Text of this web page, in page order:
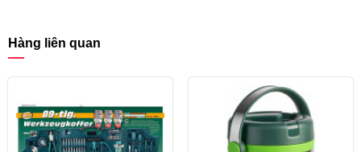
Hàng liên quan